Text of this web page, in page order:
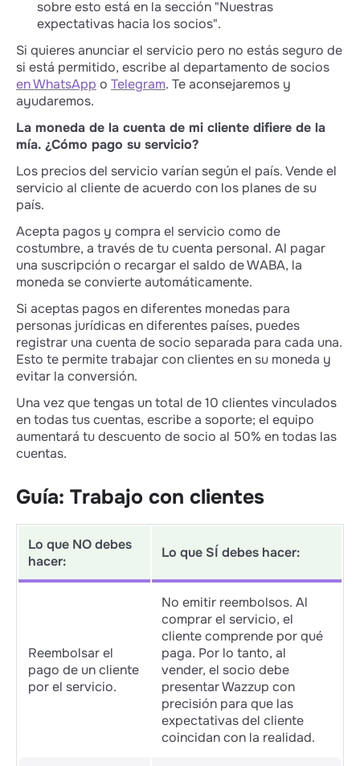
sobre esto está en la sección "Nuestras
expectativas hacia los socios".
Si quieres anunciar el servicio pero no estás seguro de
si está permitido, escribe al departamento de socios
en WhatsApp o Telegram. Te aconsejaremos y
ayudaremos.
La moneda de la cuenta de mi cliente difiere de la
mía. ¿Cómo pago su servicio?
Los precios del servicio varían según el país. Vende el
servicio al cliente de acuerdo con los planes de su
país.
Acepta pagos y compra el servicio como de
costumbre, a través de tu cuenta personal. Al pagar
una suscripción o recargar el saldo de WABA, la
moneda se convierte automáticamente.
Si aceptas pagos en diferentes monedas para
personas jurídicas en diferentes países, puedes
registrar una cuenta de socio separada para cada una.
Esto te permite trabajar con clientes en su moneda y
evitar la conversión.
Una vez que tengas un total de 10 clientes vinculados
en todas tus cuentas, escribe a soporte; el equipo
aumentará tu descuento de socio al 50% en todas las
cuentas.
Guía: Trabajo con clientes
Lo que NO debes
hacer:
Lo que SÍ debes hacer:
Reembolsar el
pago de un cliente
por el servicio.
No emitir reembolsos. Al
comprar el servicio, el
cliente comprende por qué
paga. Por lo tanto, al
vender, el socio debe
presentar Wazzup con
precisión para que las
expectativas del cliente
coincidan con la realidad.